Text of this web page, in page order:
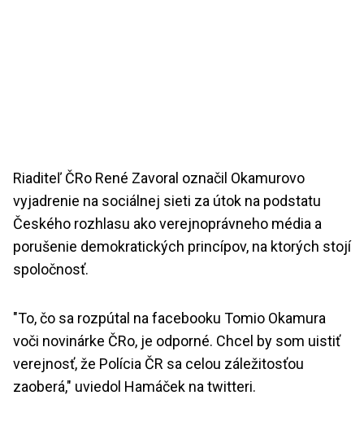
Riaditeľ ČRo René Zavoral označil Okamurovo
vyjadrenie na sociálnej sieti za útok na podstatu
Českého rozhlasu ako verejnoprávneho média a
porušenie demokratických princípov, na ktorých stojí
spoločnosť.
"To, čo sa rozpútal na facebooku Tomio Okamura
voči novinárke ČRo, je odporné. Chcel by som uistiť
verejnosť, že Polícia ČR sa celou záležitosťou
zaoberá," uviedol Hamáček na twitteri.